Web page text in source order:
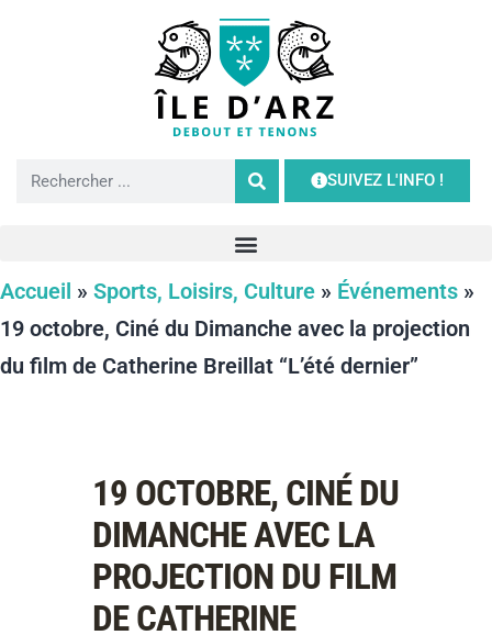
SUIVEZ L'INFO !
Accueil » Sports, Loisirs, Culture » Événements »
19 octobre, Ciné du Dimanche avec la projection
du film de Catherine Breillat “L’été dernier”
19 OCTOBRE, CINÉ DU
DIMANCHE AVEC LA
PROJECTION DU FILM
DE CATHERINE